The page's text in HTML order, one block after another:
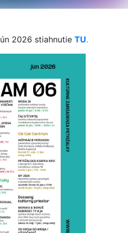
2026 stiahnutie TU.